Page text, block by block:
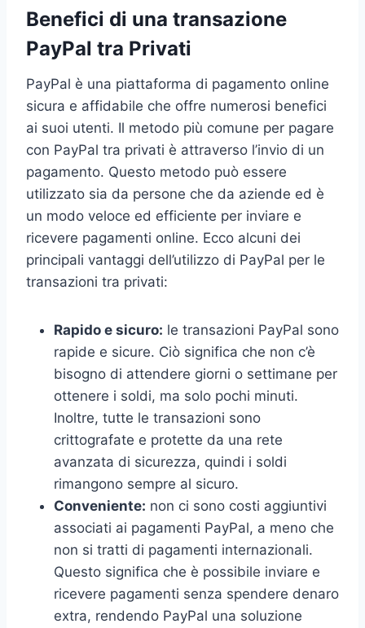
Benefici di una transazione
PayPal tra Privati
PayPal è una piattaforma di pagamento online
sicura e affidabile che offre numerosi benefici
ai suoi utenti. Il metodo più comune per pagare
con PayPal tra privati è attraverso l’invio di un
pagamento. Questo metodo può essere
utilizzato sia da persone che da aziende ed è
un modo veloce ed efficiente per inviare e
ricevere pagamenti online. Ecco alcuni dei
principali vantaggi dell’utilizzo di PayPal per le
transazioni tra privati:
Rapido e sicuro: le transazioni PayPal sono
rapide e sicure. Ciò significa che non c’è
bisogno di attendere giorni o settimane per
ottenere i soldi, ma solo pochi minuti.
Inoltre, tutte le transazioni sono
crittografate e protette da una rete
avanzata di sicurezza, quindi i soldi
rimangono sempre al sicuro.
Conveniente: non ci sono costi aggiuntivi
associati ai pagamenti PayPal, a meno che
non si tratti di pagamenti internazionali.
Questo significa che è possibile inviare e
ricevere pagamenti senza spendere denaro
extra, rendendo PayPal una soluzione